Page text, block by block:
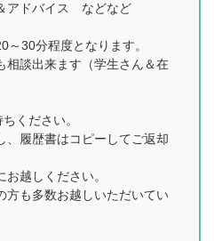
アドバイス などなど
30分程度となります。
相談出来ます（学生さん＆在
ください。
、履歴書はコピーしてご返却
越しください。
方も多数お越しいただいてい